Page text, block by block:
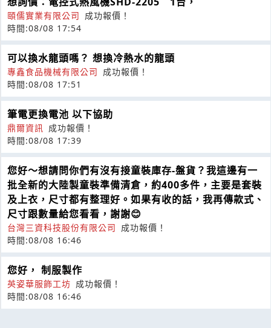
頤儒實業有限公司 成功報價！
時間:08/08 17:54
可以換水龍頭嗎？ 想換冷熱水的龍頭
專鑫食品機械有限公司 成功報價！
時間:08/08 17:51
筆電更換電池 以下協助
鼎爾資訊 成功報價！
時間:08/08 17:39
您好～想請問你們有沒有接童裝庫存-盤貨？我這邊有一
批全新的大陸製童裝準備清倉，約400多件，主要是套裝
及上衣，尺寸都有整理好。如果有收的話，我再傳款式、
尺寸跟數量給您看看，謝謝😊
台灣三資科技股份有限公司 成功報價！
時間:08/08 16:46
您好， 制服製作
英姿華服飾工坊 成功報價！
時間:08/08 16:46